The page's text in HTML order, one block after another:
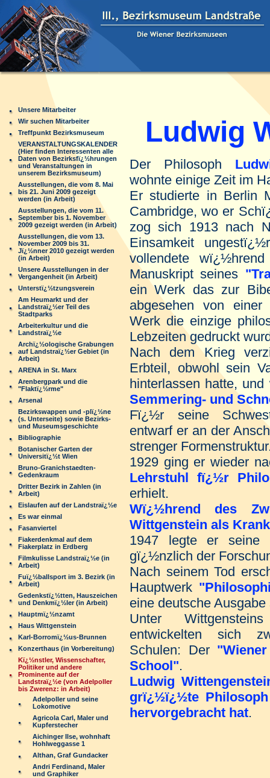
Unsere Mitarbeiter
Wir suchen Mitarbeiter
Treffpunkt Bezirksmuseum
VERANSTALTUNGSKALENDER
(Hier finden Interessenten alle
Daten von Bezirksfï¿½hrungen
und Veranstaltungen in
unserem Bezirksmuseum)
Ausstellungen, die vom 8. Mai
bis 21. Juni 2009 gezeigt
werden (in Arbeit)
Ausstellungen, die vom 11.
September bis 1. November
2009 gezeigt werden (in Arbeit)
Ausstellungen, die vom 13.
November 2009 bis 31.
Jï¿½nner 2010 gezeigt werden
(in Arbeit)
Unsere Ausstellungen in der
Vergangenheit (in Arbeit)
Unterstï¿½tzungsverein
Am Heumarkt und der
Landstraï¿½er Teil des
Stadtparks
Arbeiterkultur und die
Landstraï¿½e
Archï¿½ologische Grabungen
auf Landstraï¿½er Gebiet (in
Arbeit)
ARENA in St. Marx
Arenbergpark und die
"Flaktï¿½rme"
Arsenal
Bezirkswappen und -plï¿½ne
(s. Unterseite) sowie Bezirks-
und Museumsgeschichte
Bibliographie
Botanischer Garten der
Universitï¿½t Wien
Bruno-Granichstaedten-
Gedenkraum
Dritter Bezirk in Zahlen (in
Arbeit)
Eislaufen auf der Landstraï¿½e
Es war einmal
Fasanviertel
Fiakerdenkmal auf dem
Fiakerplatz in Erdberg
Filmkulisse Landstraï¿½e (in
Arbeit)
Fuï¿½ballsport im 3. Bezirk (in
Arbeit)
Gedenkstï¿½tten, Hauszeichen
und Denkmï¿½ler (in Arbeit)
Hauptmï¿½nzamt
Haus Wittgenstein
Karl-Borromï¿½us-Brunnen
Konzerthaus (in Vorbereitung)
Kï¿½nstler, Wissenschafter,
Politiker und andere
Prominente auf der
Landstraï¿½e (von Adelpoller
bis Zwerenz: in Arbeit)
Adelpoller und seine
Lokomotive
Agricola Carl, Maler und
Kupferstecher
Aichinger Ilse, wohnhaft
Hohlweggasse 1
Althan, Graf Gundacker
Andri Ferdinand, Maler
und Graphiker
Ludwig
Der Philosoph
wohnte einige Zeit im
Er studierte in Berlin
Cambridge, wo er
zog sich 1913 nach
Einsamkeit
vollendete
Manuskript seines
ein Werk das zur
abgesehen von
Werk die einzige
Lebzeiten gedruckt
Nach dem Krieg
Erbteil, obwohl sein
hinterlassen hatte,
Semmering- und
Fï¿½r seine
entwarf er an der
strenger
1929 ging er wieder
Lehrstuhl fï¿½r
erhielt.
Wï¿½hrend des
Wittgenstein als
1947 legte er seine
gï¿½nzlich der
Nach seinem Tod
Hauptwerk
eine deutsche
Unter
entwickelten sich
Schulen: Der
School".
Ludwig
grï¿½ï¿½te
hervorgebracht hat.